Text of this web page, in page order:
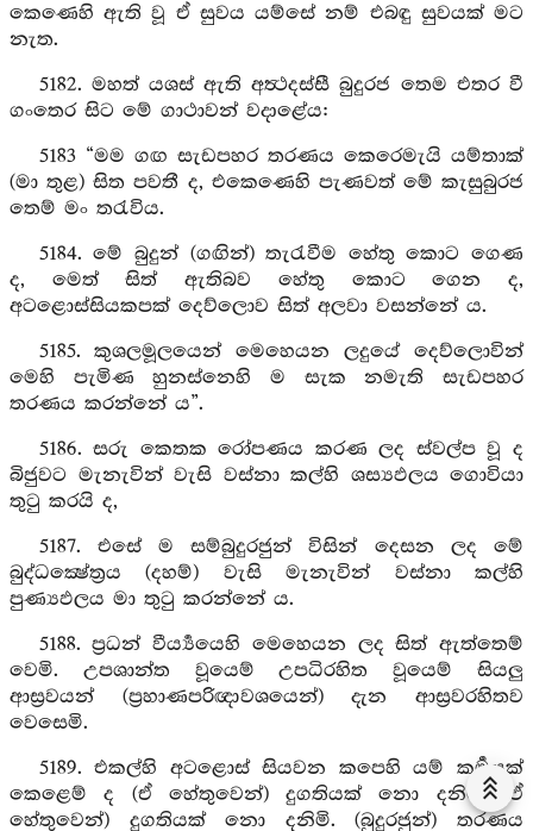
කෙණෙහි ඇති වූ ඒ සුවය යම්සේ නම් එබඳු සුවයක් මට
නැත.
5182. මහත් යශස් ඇති අත්‍ථදස්සී බුදුරජ තෙම එතර වී
ගංතෙර සිට මේ ගාථාවන් වදාළේය:
5183 “මම ගඟ සැඩපහර තරණය කෙරෙමැයි යම්තාක්
(මා තුළ) සිත පවතී ද, එකෙණෙහි පැණවත් මේ කැසුබුරජ
තෙම් මං තරැවිය.
5184. මේ බුදුන් (ගඟින්) තැරැවීම හේතු කොට ගෙණ
ද, මෙත් සිත් ඇතිබව හේතු කොට ගෙන ද,
අටළොස්සියකපක් දෙව්ලොව සිත් අලවා වසන්නේ ය.
5185. කුශලමූලයෙන් මෙහෙයන ලදුයේ දෙව්ලොවින්
මෙහි පැමිණ හුනස්නෙහි ම සැක නමැති සැඩපහර
තරණය කරන්නේ ය”.
5186. සරු කෙතක රෝපණය කරණ ලද ස්වල්ප වූ ද
බිජුවට මැනැවින් වැසි වස්නා කල්හි ශස්‍යඵලය ගොවියා
තුටු කරයි ද,
5187. එසේ ම සම්බුදුරජුන් විසින් දෙසන ලද මේ
බුද්ධක්‍ෂේත්‍රය (දහම්) වැසි මැනැවින් වස්නා කල්හි
පුණ්‍යඵලය මා තුටු කරන්නේ ය.
5188. ප්‍රධන් වීර්‍ය්‍යයෙහි මෙහෙයන ලද සිත් ඇත්තෙම්
වෙමි. උපශාන්ත වූයෙම් උපධිරහිත වූයෙම් සියලු
ආස්‍රවයන් (ප්‍රහාණපරිඥාවශයෙන්) දැන ආස්‍රවරහිතව
වෙසෙමි.
5189. එකල්හි අටළොස් සියවන කපෙහි යම් කර්‍මයක්
කෙළෙම් ද (ඒ හේතුවෙන්) දුගතියක් නො දනිමි. (ඒ
හේතුවෙන්) දුගතියක් නො දනිමි. (බුදුරජුන්) තරණය